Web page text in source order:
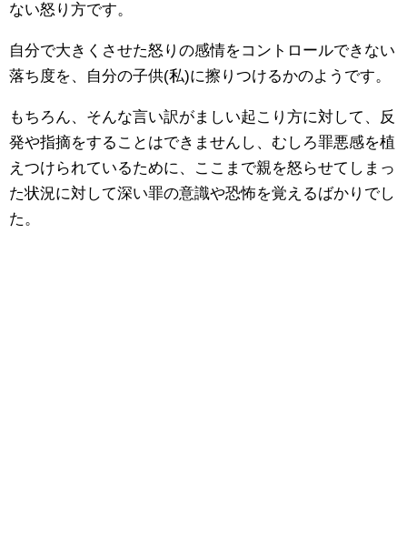
ない怒り方です。
自分で大きくさせた怒りの感情をコントロールできない
落ち度を、自分の子供(私)に擦りつけるかのようです。
もちろん、そんな言い訳がましい起こり方に対して、反
発や指摘をすることはできませんし、むしろ罪悪感を植
えつけられているために、ここまで親を怒らせてしまっ
た状況に対して深い罪の意識や恐怖を覚えるばかりでし
た。